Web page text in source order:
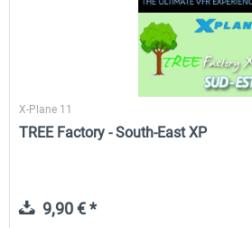
X-Plane 11
TREE Factory - South-East XP
9,90 € *